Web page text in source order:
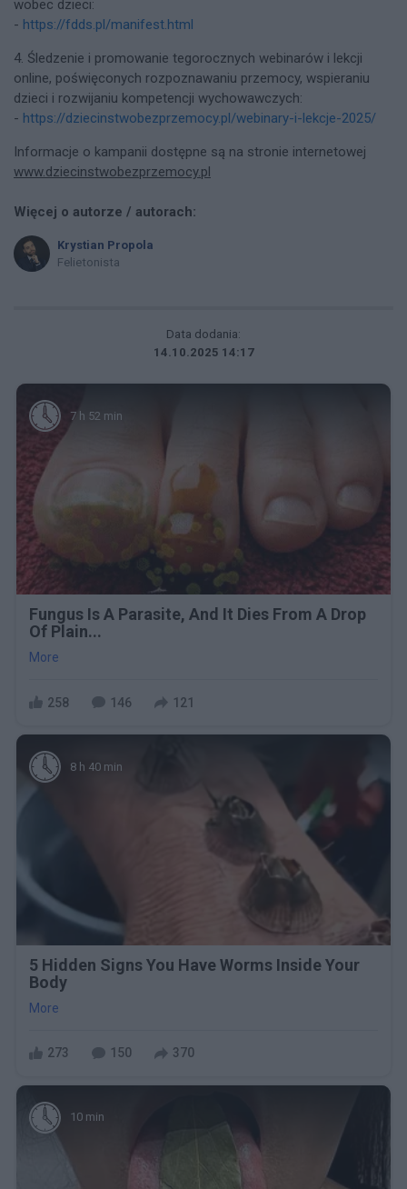
wobec dzieci:
- https://fdds.pl/manifest.html
4. Śledzenie i promowanie tegorocznych webinarów i lekcji
online, poświęconych rozpoznawaniu przemocy, wspieraniu
dzieci i rozwijaniu kompetencji wychowawczych:
- https://dziecinstwobezprzemocy.pl/webinary-i-lekcje-2025/
Informacje o kampanii dostępne są na stronie internetowej
www.dziecinstwobezprzemocy.pl
Więcej o autorze / autorach:
Krystian Propola
Felietonista
Data dodania:
14.10.2025 14:17
7 h 52 min
Fungus Is A Parasite, And It Dies From A Drop
Of Plain...
More
258 146 121
8 h 40 min
5 Hidden Signs You Have Worms Inside Your
Body
More
273 150 370
10 min